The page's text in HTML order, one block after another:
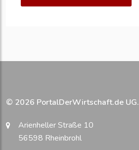
© 2026 PortalDerWirtschaft.de UG.
Arienheller Straße 10
56598 Rheinbrohl